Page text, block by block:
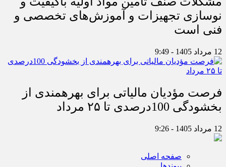
نوسازی تجهیزات و آموزش‌های تخصصی و
فنی است
12 مرداد 1405 - 9:49
فرصت مؤدیان مالیاتی برای بهره‎مندی از
بخشودگی 100درصدی تا ۲۵ مرداد
12 مرداد 1405 - 9:26
صفحه اصلی